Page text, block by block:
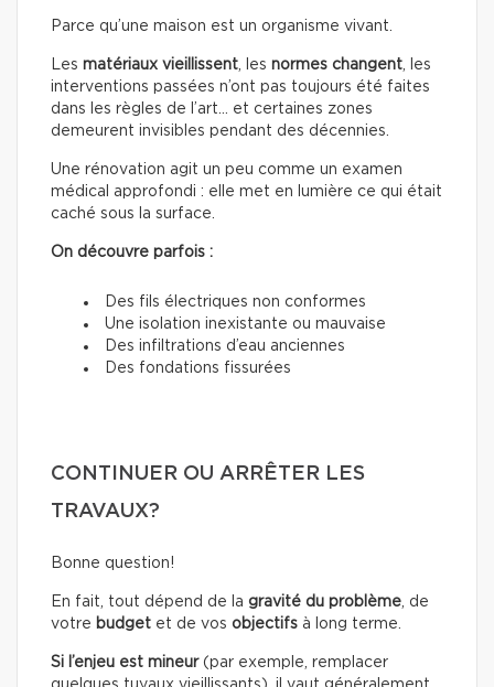
Parce qu’une maison est un organisme vivant.
Les matériaux vieillissent, les normes changent, les
interventions passées n’ont pas toujours été faites
dans les règles de l’art… et certaines zones
demeurent invisibles pendant des décennies.
Une rénovation agit un peu comme un examen
médical approfondi : elle met en lumière ce qui était
caché sous la surface.
On découvre parfois :
Des fils électriques non conformes
Une isolation inexistante ou mauvaise
Des infiltrations d’eau anciennes
Des fondations fissurées
CONTINUER OU ARRÊTER LES
TRAVAUX?
Bonne question!
En fait, tout dépend de la gravité du problème, de
votre budget et de vos objectifs à long terme.
Si l’enjeu est mineur(par exemple, remplacer